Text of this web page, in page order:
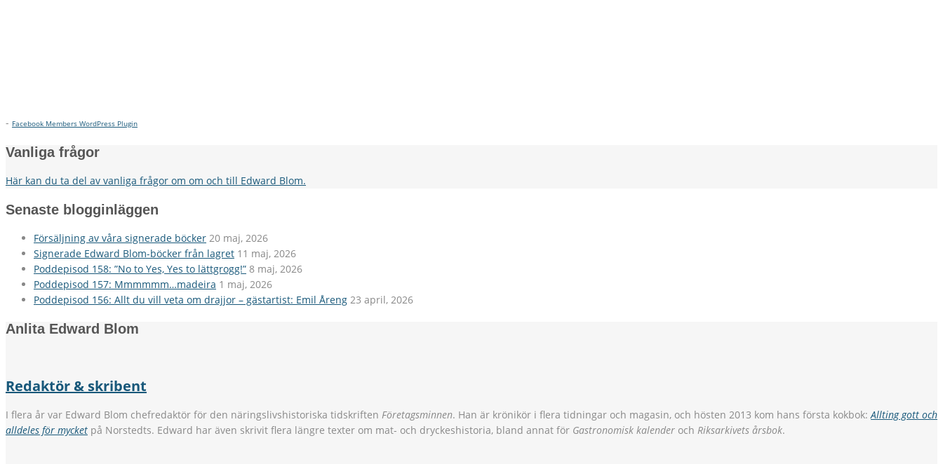
- Facebook Members WordPress Plugin
Vanliga frågor
Här kan du ta del av vanliga frågor om om och till Edward Blom.
Senaste blogginläggen
Försäljning av våra signerade böcker 20 maj, 2026
Signerade Edward Blom-böcker från lagret 11 maj, 2026
Poddepisod 158: ”No to Yes, Yes to lättgrogg!” 8 maj, 2026
Poddepisod 157: Mmmmmm…madeira 1 maj, 2026
Poddepisod 156: Allt du vill veta om drajjor – gästartist: Emil Åreng 23 april, 2026
Anlita Edward Blom
Redaktör & skribent
I flera år var Edward Blom chefredaktör för den näringslivshistoriska tidskriften Företagsminnen. Han är krönikör i flera tidningar och magasin, och hösten 2013 kom hans första kokbok:Allting gott och
alldeles för mycket på Norstedts. Edward har även skrivit flera längre texter om mat- och dryckeshistoria, bland annat för Gastronomisk kalender och Riksarkivets årsbok.